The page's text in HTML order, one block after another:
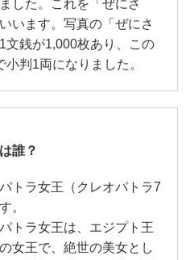
した。これを「ぜにさ
います。写真の「ぜにさ
文銭が1,000枚あり、この
小判1両になりました。
誰？
トラ女王（クレオパトラ7
。
トラ女王は、エジプト王
女王で、絶世の美女とし